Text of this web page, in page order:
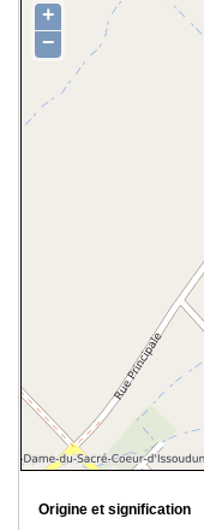
+
−
Origine et signification